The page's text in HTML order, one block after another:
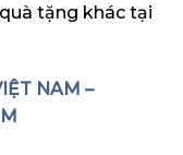
tặng khác tại
NAM –